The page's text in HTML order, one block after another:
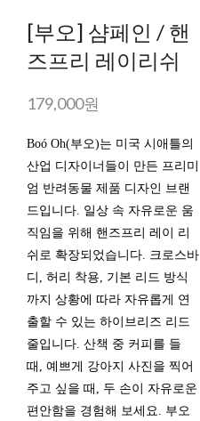
[부오] 샴페인 / 핸
즈프리 레이리쉬
179,000원
Boó Oh(부오)는 미국 시애틀의
산업 디자이너들이 만든 프리미
엄 반려동물 제품 디자인 브랜
드입니다. 일상 속 자유로운 움
직임을 위해 핸즈프리 레이 리
쉬로 확장되었습니다. 크로스바
디, 허리 착용, 기본 리드 방식
까지 상황에 따라 자유롭게 연
출할 수 있는 하이브리즈 리드
줄입니다. 산책 중 커피를 들
때, 예쁘게 강아지 사진을 찍어
주고 싶을 때, 두 손이 자유로운
편안함을 경험해 보세요. 부오